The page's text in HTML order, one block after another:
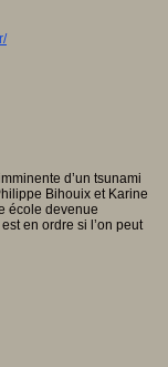
d’un tsunami
Bihouix et Karine
école devenue
en ordre si l’on peut